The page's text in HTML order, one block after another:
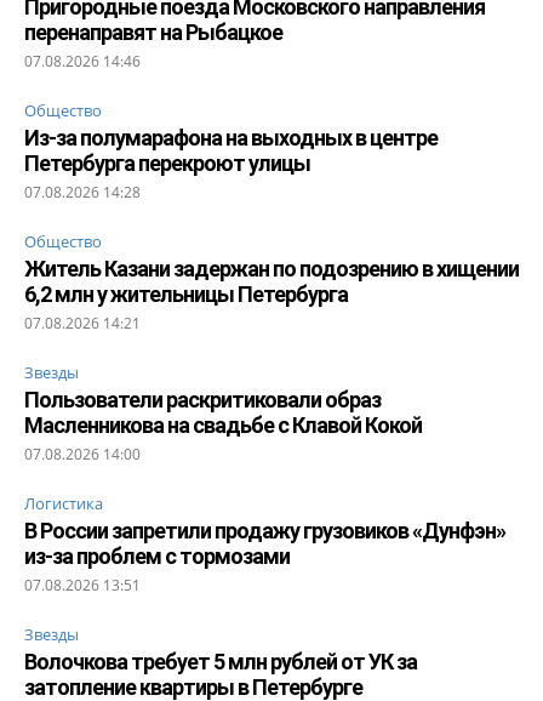
Пригородные поезда Московского направления
перенаправят на Рыбацкое
07.08.2026 14:46
Общество
Из-за полумарафона на выходных в центре
Петербурга перекроют улицы
07.08.2026 14:28
Общество
Житель Казани задержан по подозрению в хищении
6,2 млн у жительницы Петербурга
07.08.2026 14:21
Звезды
Пользователи раскритиковали образ
Масленникова на свадьбе с Клавой Кокой
07.08.2026 14:00
Логистика
В России запретили продажу грузовиков «Дунфэн»
из-за проблем с тормозами
07.08.2026 13:51
Звезды
Волочкова требует 5 млн рублей от УК за
затопление квартиры в Петербурге